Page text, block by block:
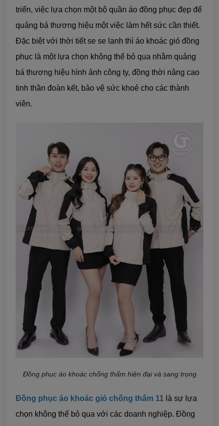
triển, việc lựa chọn một bộ quần áo đồng phục đẹp để
quảng bá thương hiệu một việc làm hết sức cần thiết.
Đặc biệt với thời tiết se se lạnh thì áo khoác gió đồng
phục là một lựa chọn không thể bỏ qua nhằm quảng
bá thương hiệu hình ảnh công ty, đồng thời nâng cao
tinh thần đoàn kết, bảo vệ sức khoẻ cho các thành
viên.
Đồng phục áo khoác chống thấm hiện đại và sang trọng
Đồng phục áo khoác gió chống thấm 11 là sự lựa
chọn không thể bỏ qua với các doanh nghiệp. Đồng